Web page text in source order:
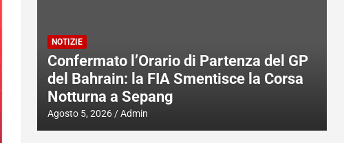
NOTIZIE
Confermato l’Orario di Partenza del GP
del Bahrain: la FIA Smentisce la Corsa
Notturna a Sepang
Agosto 5, 2026 Admin